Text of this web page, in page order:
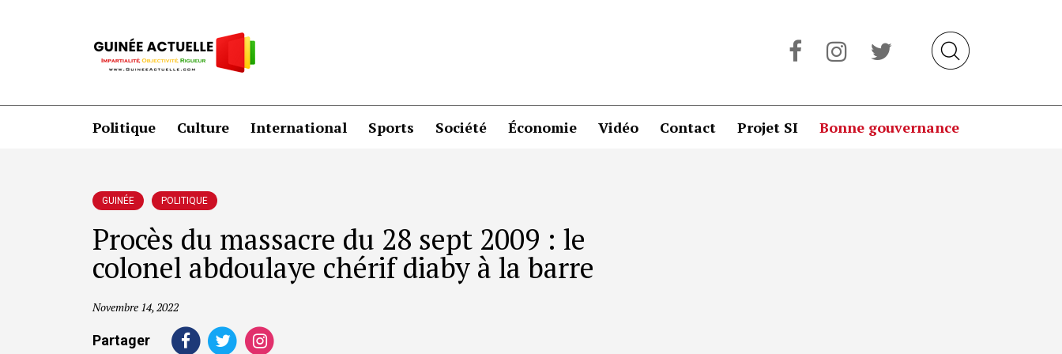
Politique Culture International Sports Société Économie Vidéo Contact Projet SI Bonne gouvernance
GUINÉE POLITIQUE
Procès du massacre du 28 sept 2009 : le
colonel abdoulaye chérif diaby à la barre
Novembre 14, 2022
Partager